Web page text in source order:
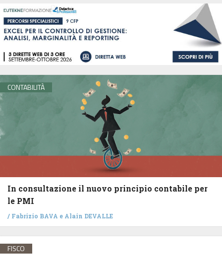
CONTABILITÀ
In consultazione il nuovo principio contabile per
le PMI
/ Fabrizio BAVA e Alain DEVALLE
FISCO